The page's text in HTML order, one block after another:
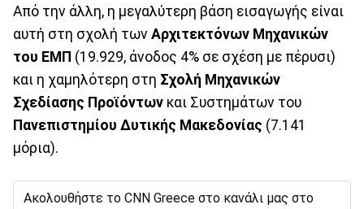
Από την άλλη, η μεγαλύτερη βάση εισαγωγής είναι
αυτή στη σχολή των Αρχιτεκτόνων Μηχανικών
του ΕΜΠ (19.929, άνοδος 4% σε σχέση με πέρυσι)
και η χαμηλότερη στη Σχολή Μηχανικών
Σχεδίασης Προϊόντων και Συστημάτων του
Πανεπιστημίου Δυτικής Μακεδονίας (7.141
μόρια).
Ακολουθήστε το CNN Greece στο κανάλι μας στο